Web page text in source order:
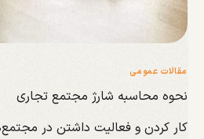
مقالات عمومی
نحوه محاسبه شارژ مجتمع تجاری
کار کردن و فعالیت داشتن در